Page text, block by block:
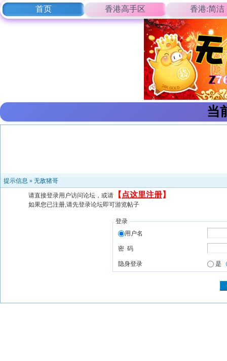
首页 香港高手区 香港:简洁
当
提示信息 » 无敌猪哥
请直接登录用户访问论坛，或请 【 点这里注册】
如果您已注册,请先登录论坛即可游览帖子
登录
用户名
密 码
隐身登录 是